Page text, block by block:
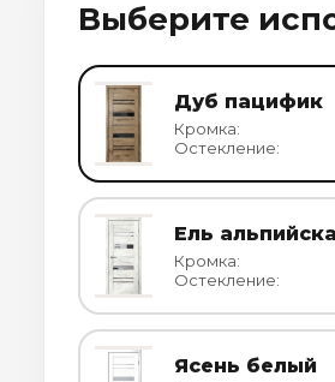
Выберите
Дуб пацифик
Кромка:
Остекление:
Ель
Кромка:
Остекление:
Ясень белый